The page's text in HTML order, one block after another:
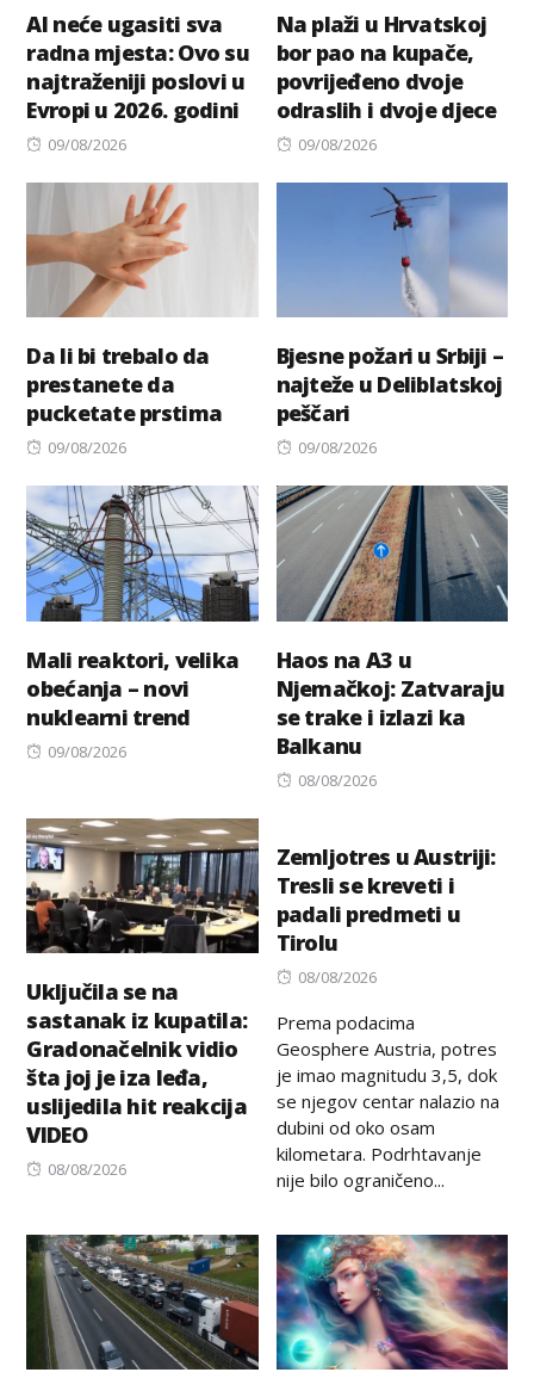
AI neće ugasiti sva
radna mjesta: Ovo su
najtraženiji poslovi u
Evropi u 2026. godini
Posted
09/08/2026
Na plaži u Hrvatskoj
bor pao na kupače,
povrijeđeno dvoje
odraslih i dvoje djece
Posted
09/08/2026
Da li bi trebalo da
prestanete da
pucketate prstima
Posted
09/08/2026
Bjesne požari u Srbiji –
najteže u Deliblatskoj
peščari
Posted
09/08/2026
Mali reaktori, velika
obećanja – novi
nuklearni trend
Posted
09/08/2026
Haos na A3 u
Njemačkoj: Zatvaraju
se trake i izlazi ka
Balkanu
Posted
08/08/2026
Uključila se na
sastanak iz kupatila:
Gradonačelnik vidio
šta joj je iza leđa,
uslijedila hit reakcija
VIDEO
Posted
08/08/2026
Zemljotres u Austriji:
Tresli se kreveti i
padali predmeti u
Tirolu
Posted
08/08/2026
Prema podacima
Geosphere Austria, potres
je imao magnitudu 3,5, dok
se njegov centar nalazio na
dubini od oko osam
kilometara. Podrhtavanje
nije bilo ograničeno...